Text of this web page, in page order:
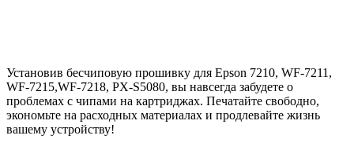
Установив бесчиповую прошивку для Epson 7210, WF-7211,
WF-7215,WF-7218, PX-S5080, вы навсегда забудете о
проблемах с чипами на картриджах. Печатайте свободно,
экономьте на расходных материалах и продлевайте жизнь
вашему устройству!